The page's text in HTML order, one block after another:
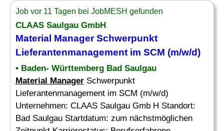
Job vor 11 Tagen bei JobMESH gefunden
CLAAS Saulgau GmbH
Material ManagerSchwerpunkt
Lieferantenmanagement im SCM (m/w/d)
• Baden- Württemberg Bad Saulgau
Material Manager Schwerpunkt
Lieferantenmanagement im SCM (m/w/d)
Unternehmen: CLAAS Saulgau Gmb H Standort:
Bad Saulgau Startdatum: zum nächstmöglichen